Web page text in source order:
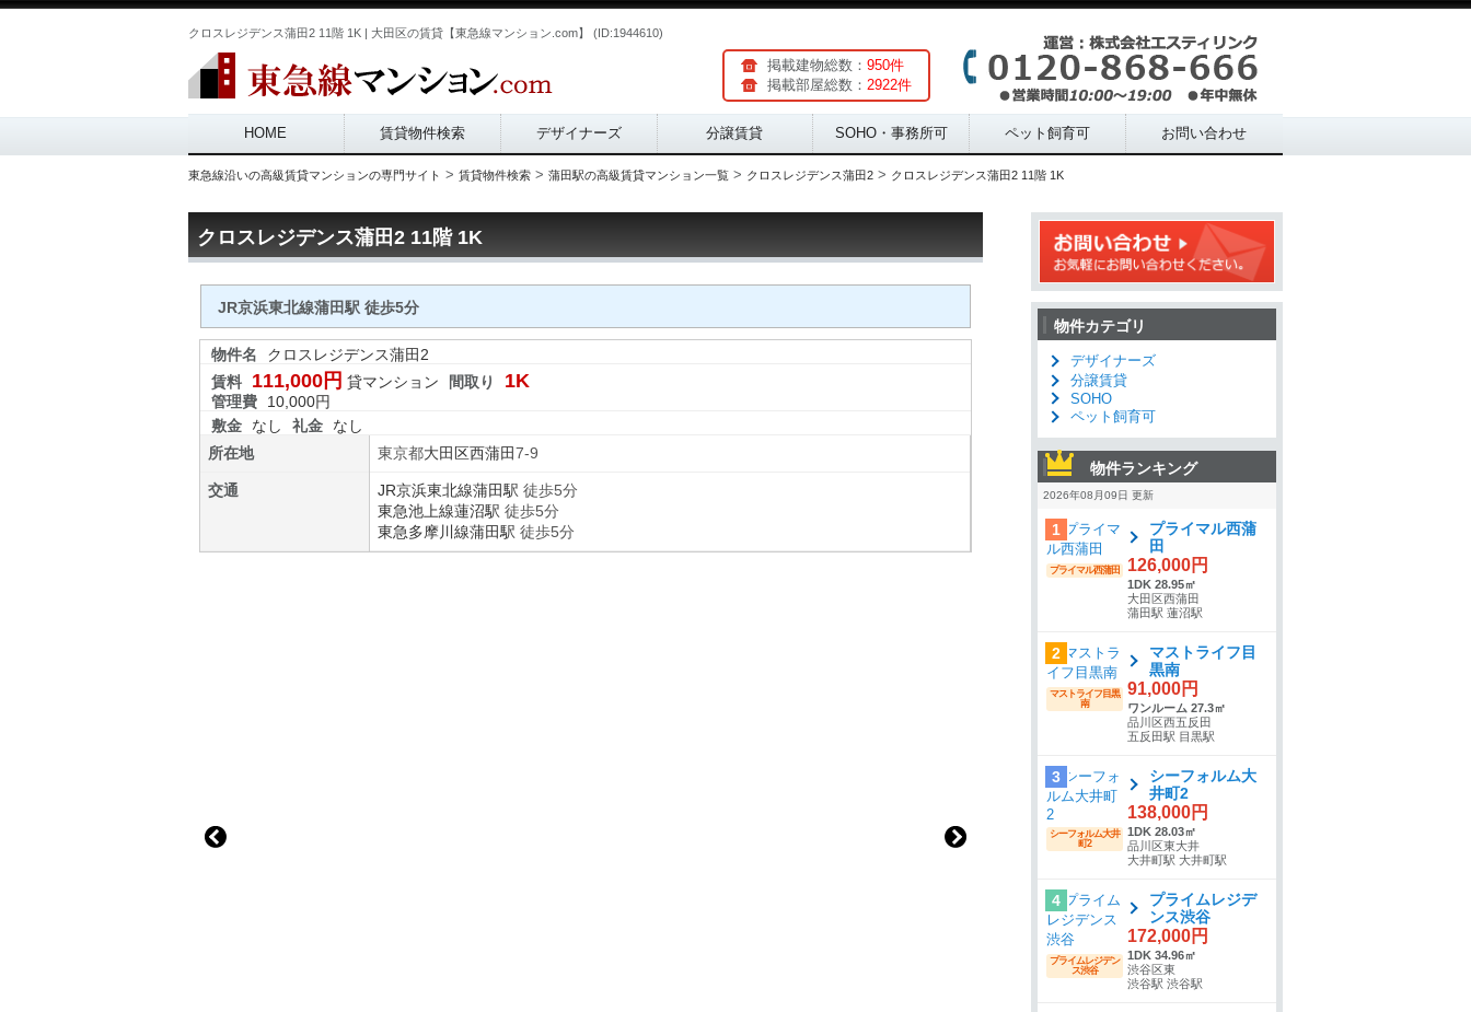
クロスレジデンス蒲田2 11階 1K | 大田区の賃貸【東急線マンション.com】 (ID:1944610)
掲載建物総数： 950件
掲載部屋総数： 2922件
Main menu
HOME 賃貸物件検索 デザイナーズ 分譲賃貸 SOHO・事務所可 ペット飼育可 お問い合わせ
東急線沿いの高級賃貸マンションの専門サイト > 賃貸物件検索 > 蒲田駅の高級賃貸マンション一覧 > クロスレジデンス蒲田2 > クロスレジデンス蒲田2 11階 1K
クロスレジデンス蒲田2 11階 1K
JR京浜東北線蒲田駅 徒歩5分
物件名
クロスレジデンス蒲田2
賃料
111,000円 貸マンション 間取り 1K
管理費
10,000円
敷金
なし 礼金
なし
所在地
東京都大田区西蒲田7-9
交通 JR京浜東北線蒲田駅 徒歩5分
東急池上線蓮沼駅 徒歩5分
東急多摩川線蒲田駅 徒歩5分
物件カテゴリ
デザイナーズ
分譲賃貸
SOHO
ペット飼育可
物件ランキング
2026年08月09日 更新
1
プライマル西蒲田
プライマル西蒲
田
126,000円
1DK 28.95㎡
大田区西蒲田
蒲田駅 蓮沼駅
2
マストライフ目黒
南
マストライフ目
黒南
91,000円
ワンルーム 27.3㎡
品川区西五反田
五反田駅 目黒駅
3
シーフォルム大井
町2
シーフォルム大
井町2
138,000円
1DK 28.03㎡
品川区東大井
大井町駅 大井町駅
4
プライムレジデン
ス渋谷
プライムレジデ
ンス渋谷
172,000円
1DK 34.96㎡
渋谷区東
渋谷駅 渋谷駅